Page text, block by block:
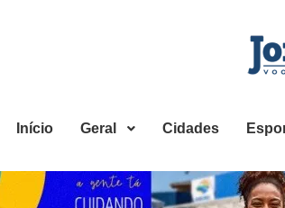
Início Geral Cidades